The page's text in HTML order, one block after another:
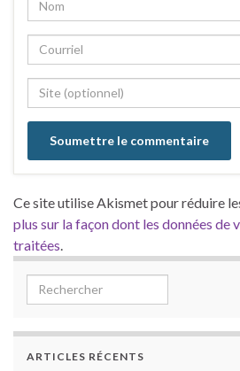
Ce site utilise Akismet pour réduire
plus sur la façon dont les données de
traitées
Search for:
ARTICLES RÉCENTS